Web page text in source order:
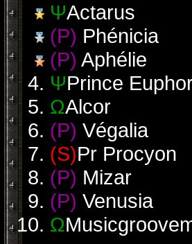
ΨActarus
(P) Phénicia
(P) Aphélie
ΨPrince
ΩAlcor
(P) Végalia
(S)Pr Procyon
(P) Mizar
(P) Venusia
Ω